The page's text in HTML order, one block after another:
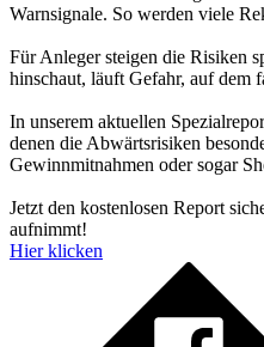
Warnsignale. So werden viele
Für Anleger steigen die Risiken
hinschaut, läuft Gefahr, auf dem
In unserem aktuellen
denen die Abwärtsrisiken
Gewinnmitnahmen oder sogar
Jetzt den kostenlosen Report
aufnimmt!
Hier klicken